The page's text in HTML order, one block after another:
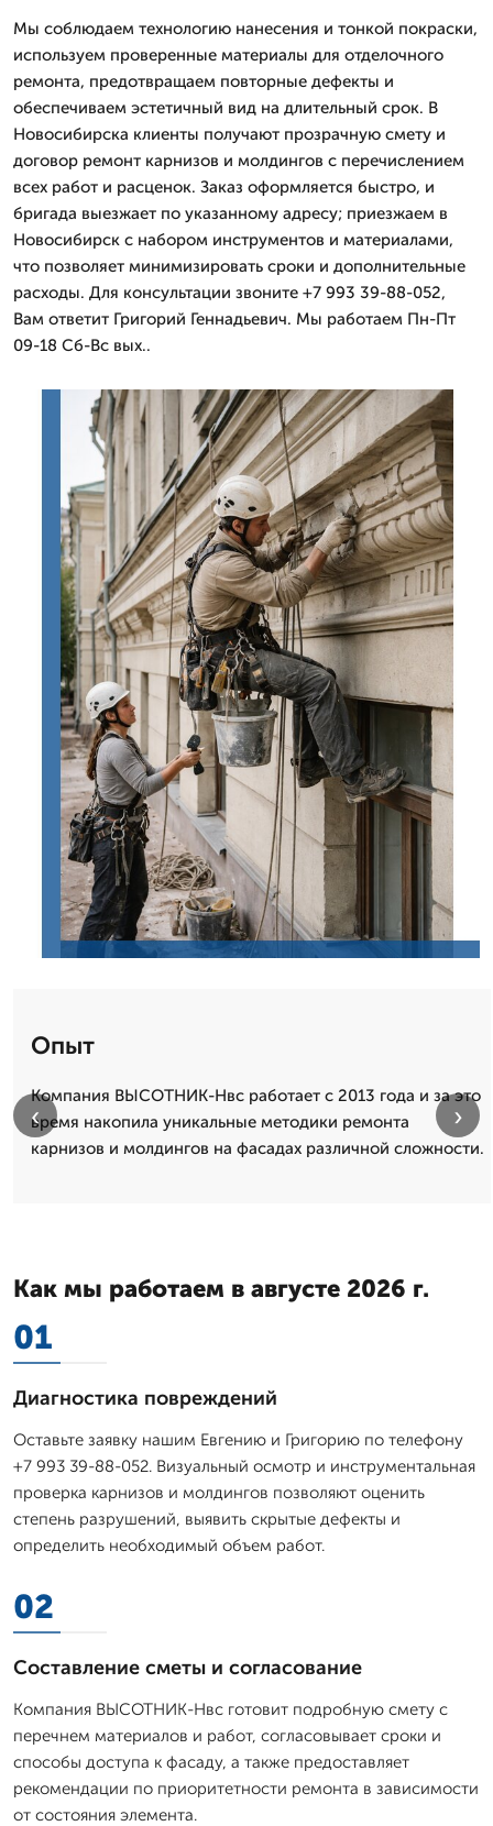
Мы соблюдаем технологию нанесения и тонкой покраски,
используем проверенные материалы для отделочного
ремонта, предотвращаем повторные дефекты и
обеспечиваем эстетичный вид на длительный срок. В
Новосибирска клиенты получают прозрачную смету и
договор ремонт карнизов и молдингов с перечислением
всех работ и расценок. Заказ оформляется быстро, и
бригада выезжает по указанному адресу; приезжаем в
Новосибирск с набором инструментов и материалами,
что позволяет минимизировать сроки и дополнительные
расходы. Для консультации звоните +7 993 39-88-052,
Вам ответит Григорий Геннадьевич. Мы работаем Пн-Пт
09-18 Сб-Вс вых..
Опыт
Компания ВЫСОТНИК-Нвс работает с 2013 года и за это
время накопила уникальные методики ремонта
карнизов и молдингов на фасадах различной сложности.
‹ ›
Как мы работаем в августе 2026 г.
01
Диагностика повреждений
Оставьте заявку нашим Евгению и Григорию по телефону
+7 993 39-88-052. Визуальный осмотр и инструментальная
проверка карнизов и молдингов позволяют оценить
степень разрушений, выявить скрытые дефекты и
определить необходимый объем работ.
02
Составление сметы и согласование
Компания ВЫСОТНИК-Нвс готовит подробную смету с
перечнем материалов и работ, согласовывает сроки и
способы доступа к фасаду, а также предоставляет
рекомендации по приоритетности ремонта в зависимости
от состояния элемента.